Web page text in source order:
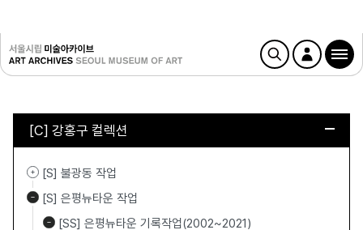
[C] 강홍구 컬렉션
[S] 불광동 작업
[S] 은평뉴타운 작업
[SS] 은평뉴타운 기록작업(2002~2021)